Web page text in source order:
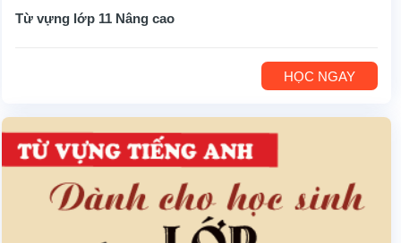
Từ vựng lớp 11 Nâng cao
HỌC NGAY